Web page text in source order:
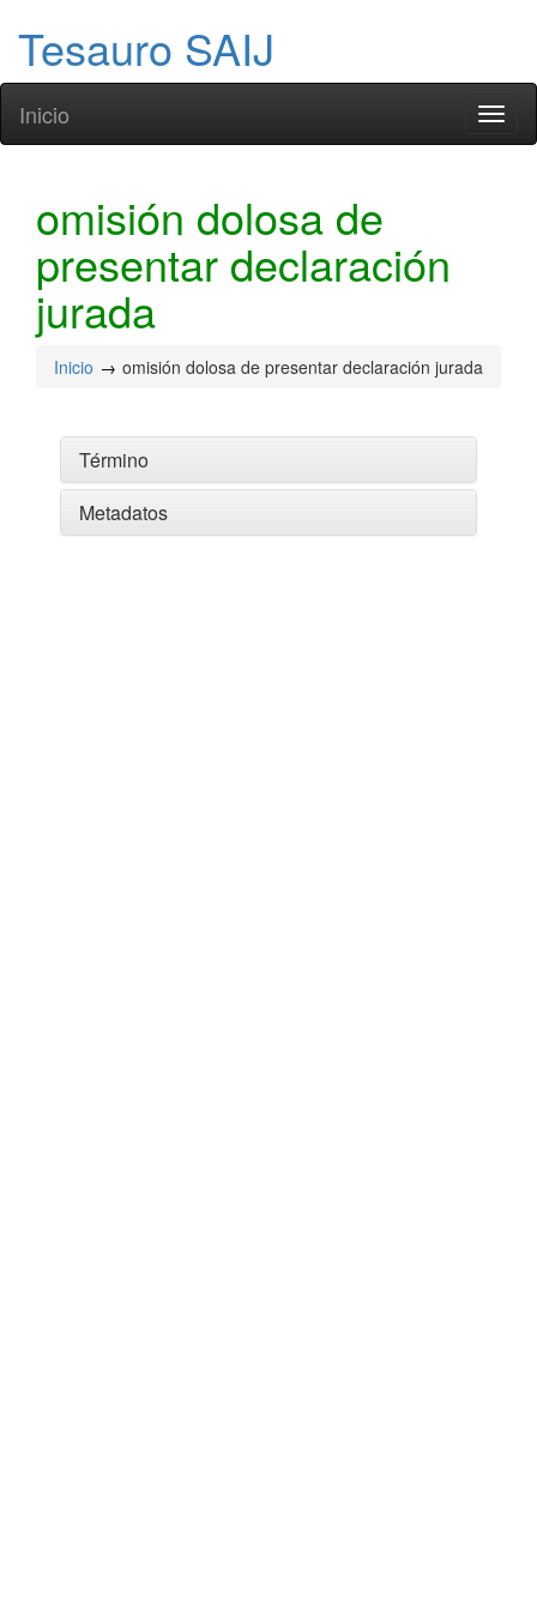
Tesauro SAIJ
Inicio
omisión dolosa de
presentar declaración
jurada
Inicio omisión dolosa de presentar declaración jurada
Término
Metadatos